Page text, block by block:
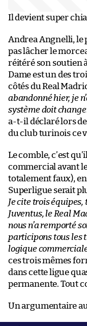
Il devient super
Andrea Angnelli, le
pas lâcher le
réitéré son soutien
Dame est un des
côtés du Real
abandonné hier, je
système doit
a-t-il déclaré lors
du club turinois ce
Le comble, c’est
commercial avant
totalement faux),
Superligue serait
Je cite trois
Juventus, le Real
nous n’a remporté
participons tous les
logique
ces trois mêmes
dans cette ligue
permanente. Tout
Un argumentaire